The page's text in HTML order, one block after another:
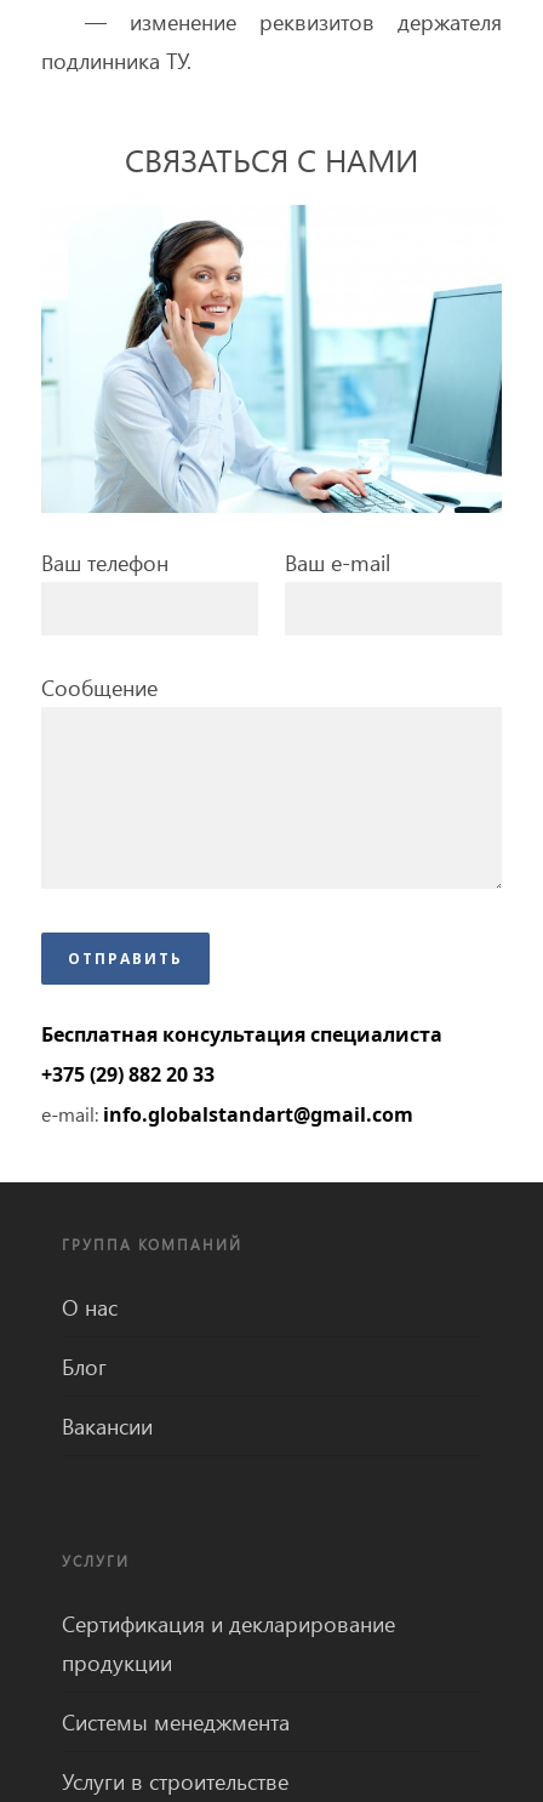
— изменение реквизитов держателя
подлинника ТУ.
СВЯЗАТЬСЯ С НАМИ
Ваш телефон Ваш e-mail
Сообщение
Бесплатная консультация специалиста
+375 (29)882 20 33
e-mail: info.globalstandart@gmail.com
ГРУППА КОМПАНИЙ
О нас
Блог
Вакансии
УСЛУГИ
Сертификация и декларирование
продукции
Системы менеджмента
Услуги в строительстве